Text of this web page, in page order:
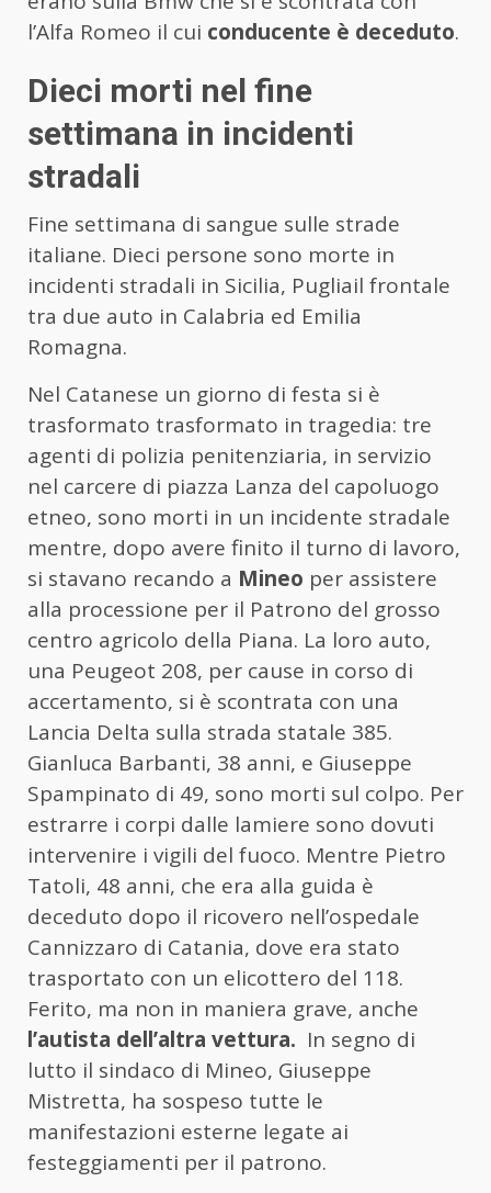
l’Alfa Romeo il cui conducente è deceduto.
Dieci morti nel fine
settimana in incidenti
stradali
Fine settimana di sangue sulle strade
italiane. Dieci persone sono morte in
incidenti stradali in Sicilia, Pugliail frontale
tra due auto in Calabria ed Emilia
Romagna.
Nel Catanese un giorno di festa si è
trasformato trasformato in tragedia: tre
agenti di polizia penitenziaria, in servizio
nel carcere di piazza Lanza del capoluogo
etneo, sono morti in un incidente stradale
mentre, dopo avere finito il turno di lavoro,
si stavano recando a Mineo per assistere
alla processione per il Patrono del grosso
centro agricolo della Piana. La loro auto,
una Peugeot 208, per cause in corso di
accertamento, si è scontrata con una
Lancia Delta sulla strada statale 385.
Gianluca Barbanti, 38 anni, e Giuseppe
Spampinato di 49, sono morti sul colpo. Per
estrarre i corpi dalle lamiere sono dovuti
intervenire i vigili del fuoco. Mentre Pietro
Tatoli, 48 anni, che era alla guida è
deceduto dopo il ricovero nell’ospedale
Cannizzaro di Catania, dove era stato
trasportato con un elicottero del 118.
Ferito, ma non in maniera grave, anche
l’autista dell’altra vettura. In segno di
lutto il sindaco di Mineo, Giuseppe
Mistretta, ha sospeso tutte le
manifestazioni esterne legate ai
festeggiamenti per il patrono.